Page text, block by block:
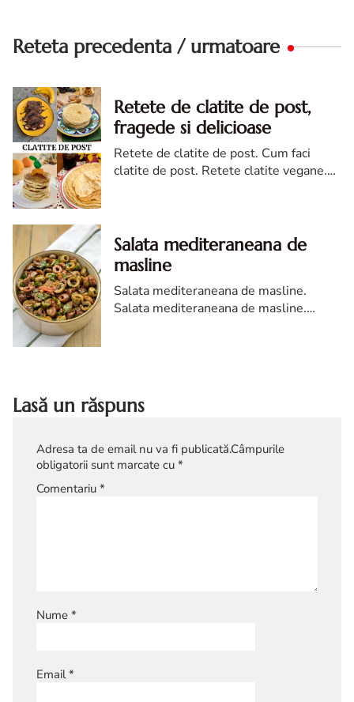
Reteta precedenta / urmatoare
Retete de clatite de post,
fragede si delicioase
Retete de clatite de post. Cum faci
clatite de post. Retete clatite vegane.
Salata mediteraneana de
masline
Salata mediteraneana de masline.
Salata mediteraneana de masline.
Lasă un răspuns
Adresa ta de email nu va fi publicată.Câmpurile
obligatorii sunt marcate cu *
Comentariu *
Nume *
Email*